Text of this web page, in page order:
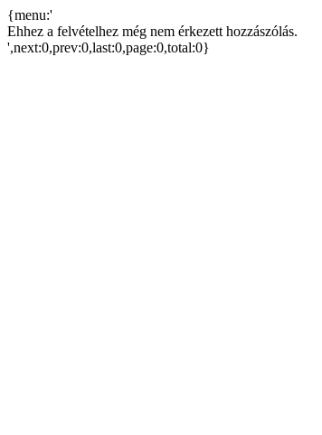
{menu:'
Ehhez a felvételhez még nem érkezett hozzászólás.
',next:0,prev:0,last:0,page:0,total:0}